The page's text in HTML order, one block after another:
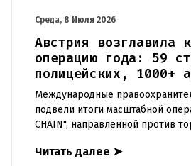
Среда, 8 Июля 2026
Австрия возглавила
операцию года: 59
полицейских, 1000+
Международные
подвели итоги масштабной
CHAIN", направленной против
были задержаны более тысяч
Читать далее ➤